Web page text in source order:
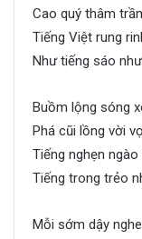
Cao quý thâm
Tiếng Việt rung
Như tiếng sáo
Buồm lộng sóng
Phá cũi lồng vời
Tiếng nghẹn
Tiếng trong trẻo
Mỗi sớm dậy